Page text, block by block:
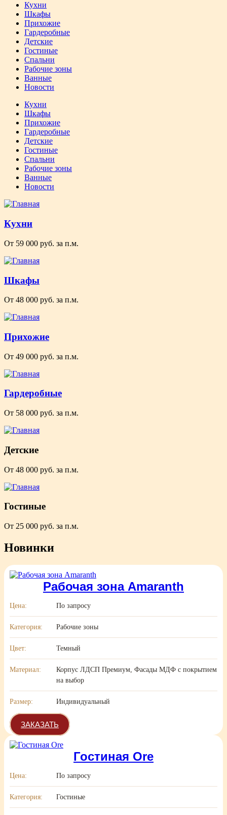
Кухни
Шкафы
Прихожие
Гардеробные
Детские
Гостиные
Спальни
Рабочие зоны
Ванные
Новости
Кухни
Шкафы
Прихожие
Гардеробные
Детские
Гостиные
Спальни
Рабочие зоны
Ванные
Новости
Кухни
От 59 000 руб. за п.м.
Шкафы
От 48 000 руб. за п.м.
Прихожие
От 49 000 руб. за п.м.
Гардеробные
От 58 000 руб. за п.м.
Детские
От 48 000 руб. за п.м.
Гостиные
От 25 000 руб. за п.м.
Новинки
Рабочая зона Amaranth
Цена: По запросу
Категория: Рабочие зоны
Цвет: Темный
Материал:
Корпус ЛДСП Премиум, Фасады МДФ с покрытием
на выбор
Размер: Индивидуальный
ЗАКАЗАТЬ
Гостиная Ore
Цена: По запросу
Категория: Гостиные